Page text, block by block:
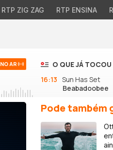
RTP ZIG ZAG RTP ENSINA
NO AR
O QUE JÁ TOCOU
16:13 Sun Has Set
Beabadoobee
Pode também